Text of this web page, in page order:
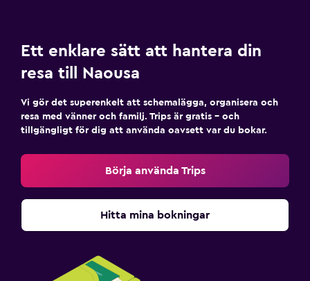
Ett enklare sätt att hantera din
resa till Naousa
Vi gör det superenkelt att schemalägga, organisera och
resa med vänner och familj. Trips är gratis – och
tillgängligt för dig att använda oavsett var du bokar.
Börja använda Trips
Hitta mina bokningar